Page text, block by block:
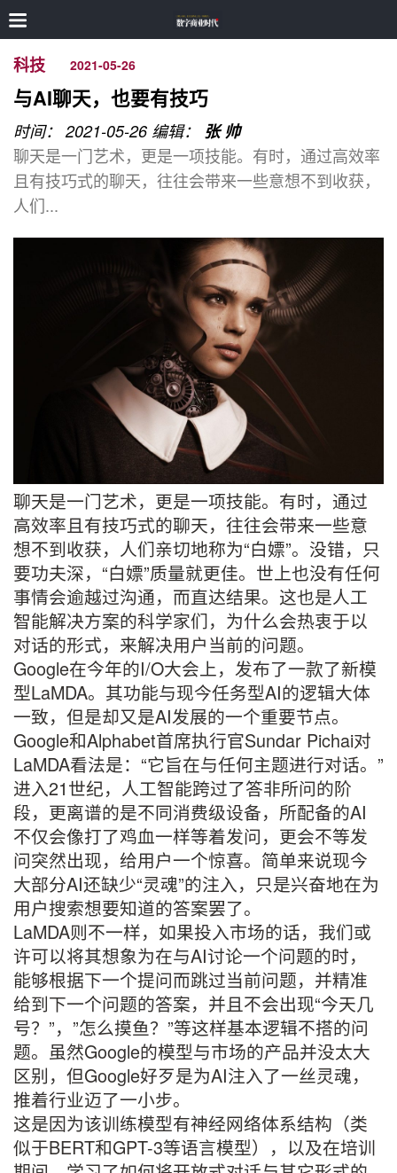
科技 2021-05-26
与AI聊天，也要有技巧
时间： 2021-05-26 编辑： 张 帅
聊天是一门艺术，更是一项技能。有时，通过高效率
且有技巧式的聊天，往往会带来一些意想不到收获，
人们...
聊天是一门艺术，更是一项技能。有时，通过
高效率且有技巧式的聊天，往往会带来一些意
想不到收获，人们亲切地称为“白嫖”。没错，只
要功夫深，“白嫖”质量就更佳。世上也没有任何
事情会逾越过沟通，而直达结果。这也是人工
智能解决方案的科学家们，为什么会热衷于以
对话的形式，来解决用户当前的问题。
Google在今年的I/O大会上，发布了一款了新模
型LaMDA。其功能与现今任务型AI的逻辑大体
一致，但是却又是AI发展的一个重要节点。
Google和Alphabet首席执行官Sundar Pichai对
LaMDA看法是：“它旨在与任何主题进行对话。”
进入21世纪，人工智能跨过了答非所问的阶
段，更离谱的是不同消费级设备，所配备的AI
不仅会像打了鸡血一样等着发问，更会不等发
问突然出现，给用户一个惊喜。简单来说现今
大部分AI还缺少“灵魂”的注入，只是兴奋地在为
用户搜索想要知道的答案罢了。
LaMDA则不一样，如果投入市场的话，我们或
许可以将其想象为在与AI讨论一个问题的时，
能够根据下一个提问而跳过当前问题，并精准
给到下一个问题的答案，并且不会出现“今天几
号？”，”怎么摸鱼？”等这样基本逻辑不搭的问
题。虽然Google的模型与市场的产品并没太大
区别，但Google好歹是为AI注入了一丝灵魂，
推着行业迈了一小步。
这是因为该训练模型有神经网络体系结构（类
似于BERT和GPT-3等语言模型），以及在培训